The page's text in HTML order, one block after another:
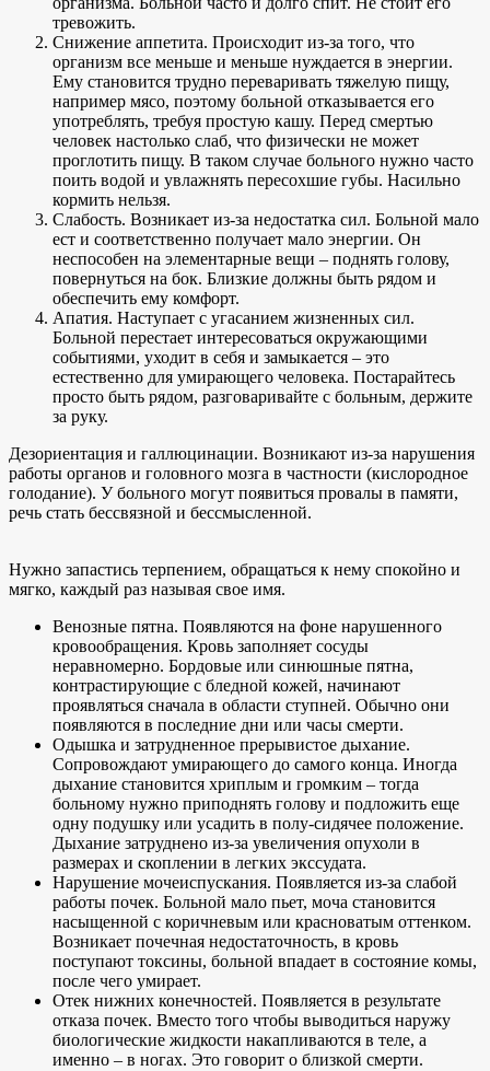
тревожить.
Снижение аппетита. Происходит из-за того, что
организм все меньше и меньше нуждается в энергии.
Ему становится трудно переваривать тяжелую пищу,
например мясо, поэтому больной отказывается его
употреблять, требуя простую кашу. Перед смертью
человек настолько слаб, что физически не может
проглотить пищу. В таком случае больного нужно часто
поить водой и увлажнять пересохшие губы. Насильно
кормить нельзя.
Слабость. Возникает из-за недостатка сил. Больной мало
ест и соответственно получает мало энергии. Он
неспособен на элементарные вещи – поднять голову,
повернуться на бок. Близкие должны быть рядом и
обеспечить ему комфорт.
Апатия. Наступает с угасанием жизненных сил.
Больной перестает интересоваться окружающими
событиями, уходит в себя и замыкается – это
естественно для умирающего человека. Постарайтесь
просто быть рядом, разговаривайте с больным, держите
за руку.
Дезориентация и галлюцинации. Возникают из-за нарушения
работы органов и головного мозга в частности (кислородное
голодание). У больного могут появиться провалы в памяти,
речь стать бессвязной и бессмысленной.
Нужно запастись терпением, обращаться к нему спокойно и
мягко, каждый раз называя свое имя.
Венозные пятна. Появляются на фоне нарушенного
кровообращения. Кровь заполняет сосуды
неравномерно. Бордовые или синюшные пятна,
контрастирующие с бледной кожей, начинают
проявляться сначала в области ступней. Обычно они
появляются в последние дни или часы смерти.
Одышка и затрудненное прерывистое дыхание.
Сопровождают умирающего до самого конца. Иногда
дыхание становится хриплым и громким – тогда
больному нужно приподнять голову и подложить еще
одну подушку или усадить в полу-сидячее положение.
Дыхание затруднено из-за увеличения опухоли в
размерах и скоплении в легких экссудата.
Нарушение мочеиспускания. Появляется из-за слабой
работы почек. Больной мало пьет, моча становится
насыщенной с коричневым или красноватым оттенком.
Возникает почечная недостаточность, в кровь
поступают токсины, больной впадает в состояние комы,
после чего умирает.
Отек нижних конечностей. Появляется в результате
отказа почек. Вместо того чтобы выводиться наружу
биологические жидкости накапливаются в теле, а
именно – в ногах. Это говорит о близкой смерти.